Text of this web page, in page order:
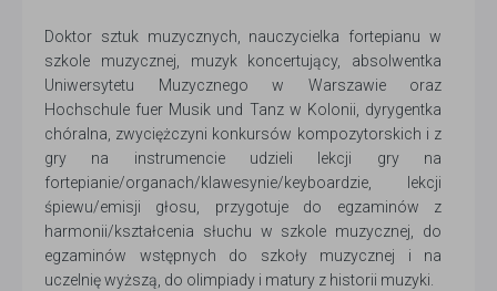
Doktor sztuk muzycznych, nauczycielka fortepianu w
szkole muzycznej, muzyk koncertujący, absolwentka
Uniwersytetu Muzycznego w Warszawie oraz
Hochschule fuer Musik und Tanz w Kolonii, dyrygentka
chóralna, zwyciężczyni konkursów kompozytorskich i z
gry na instrumencie udzieli lekcji gry na
fortepianie/organach/klawesynie/keyboardzie, lekcji
śpiewu/emisji głosu, przygotuje do egzaminów z
harmonii/kształcenia słuchu w szkole muzycznej, do
egzaminów wstępnych do szkoły muzycznej i na
uczelnię wyższą, do olimpiady i matury z historii muzyki.